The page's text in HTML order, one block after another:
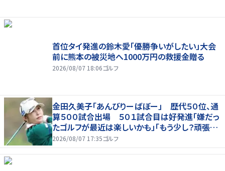
首位タイ発進の鈴木愛「優勝争いがしたい」大会
前に熊本の被災地へ1000万円の救援金贈る
2026/08/07 18:06ゴルフ
金田久美子「あんびりーばぼー」 歴代５０位、通
算５００試合出場 ５０１試合目は好発進「嫌だっ
たゴルフが最近は楽しいかも」「もう少し？頑張り
たいな」
2026/08/07 17:35ゴルフ